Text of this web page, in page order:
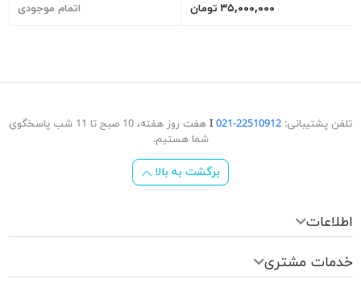
۳۵,۰۰۰,۰۰۰ تومان اتمام موجودی
تلفن پشتیبانی: 22510912-021
هفت روز هفته، 10 صبح تا 11 شب پاسخگوی
شما هستیم.
برگشت به بالا
اطلاعات
خدمات مشتری